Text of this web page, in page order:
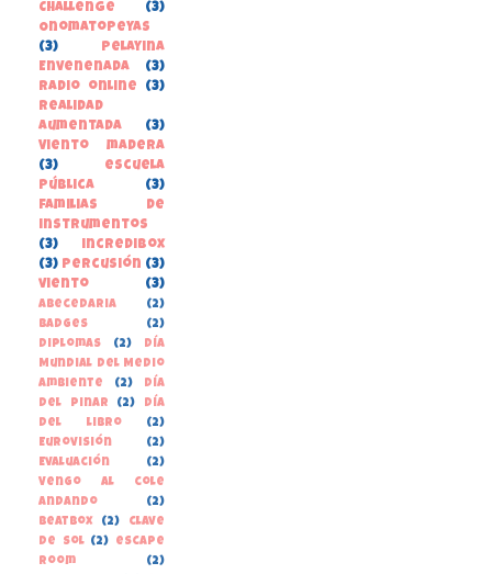
Challenge
(3)
Onomatopeyas
(3)
Pelayina
Envenenada
(3)
Radio online
(3)
Realidad
Aumentada
(3)
Viento madera
(3)
escuela
pública
(3)
familias de
instrumentos
(3)
incredibox
(3) percusión (3)
viento
(3)
Abecedaria
(2)
Badges
(2)
Diplomas
(2)
Día
Mundial del Medio
Ambiente
(2)
Día
del Pinar
(2)
Día
del libro
(2)
Eurovisión
(2)
Evaluación
(2)
Vengo al cole
andando
(2)
beatbox
(2)
clave
de sol (2)
escape
room
(2)